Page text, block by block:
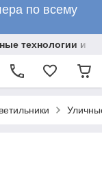
по всему
технологии и